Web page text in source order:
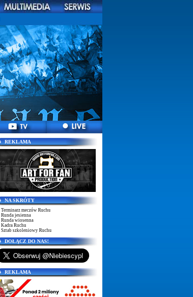
REKLAMA
NA SKRÓTY
Terminarz meczów Ruchu
Runda jesienna
Runda wiosenna
Kadra Ruchu
Sztab szkoleniowy Ruchu
DOŁĄCZ DO NAS!
REKLAMA